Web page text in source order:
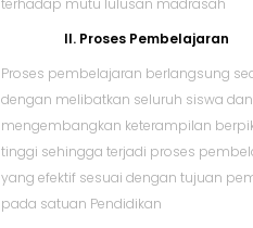
terhadap mutu lulusan madrasah
II. Proses Pembelajaran
Proses pembelajaran berlangsung
dengan melibatkan seluruh siswa dan
mengembangkan keterampilan
tinggi sehingga terjadi proses
yang efektif sesuai dengan tujuan
pada satuan Pendidikan